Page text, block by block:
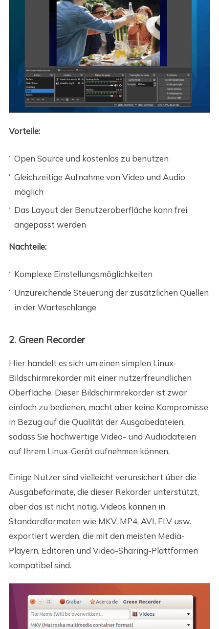
Vorteile:
Open Source und kostenlos zu benutzen
Gleichzeitige Aufnahme von Video und Audio
möglich
Das Layout der Benutzeroberfläche kann frei
angepasst werden
Nachteile:
Komplexe Einstellungsmöglichkeiten
Unzureichende Steuerung der zusätzlichen Quellen
in der Warteschlange
2. Green Recorder
Hier handelt es sich um einen simplen Linux-
Bildschirmrekorder mit einer nutzerfreundlichen
Oberfläche. Dieser Bildschirmrekorder ist zwar
einfach zu bedienen, macht aber keine Kompromisse
in Bezug auf die Qualität der Ausgabedateien,
sodass Sie hochwertige Video- und Audiodateien
auf Ihrem Linux-Gerät aufnehmen können.
Einige Nutzer sind vielleicht verunsichert über die
Ausgabeformate, die dieser Rekorder unterstützt,
aber das ist nicht nötig. Videos können in
Standardformaten wie MKV, MP4, AVI, FLV usw.
exportiert werden, die mit den meisten Media-
Playern, Editoren und Video-Sharing-Plattformen
kompatibel sind.